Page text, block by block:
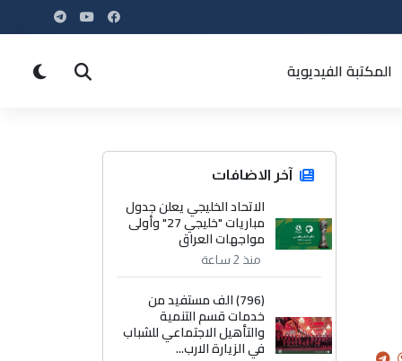
المكتبة الفيديوية
آخر الاضافات
الاتحاد الخليجي يعلن جدول
مباريات "خليجي 27" وأولى
مواجهات العراق
منذ 2 ساعة
(796) الف مستفيد من
خدمات قسم التنمية
والتأهيل الاجتماعي للشباب
في الزيارة الارب...